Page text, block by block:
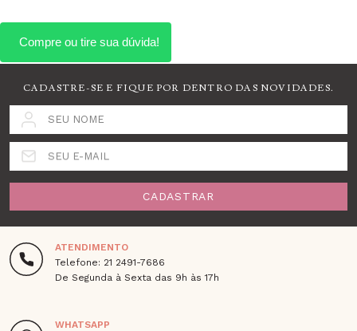
CADASTRE-SE E FIQUE POR DENTRO DAS NOVIDADES.
SEU NOME
SEU E-MAIL
CADASTRAR
ATENDIMENTO
Telefone: 21 2491-7686
De Segunda à Sexta das 9h às 17h
WHATSAPP